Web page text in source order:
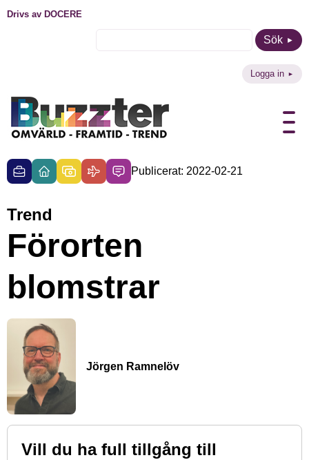
Drivs av DOCERE
Sök
Logga in
Publicerat: 2022-02-21
Trend
Förorten
blomstrar
Jörgen Ramnelöv
Vill du ha full tillgång till